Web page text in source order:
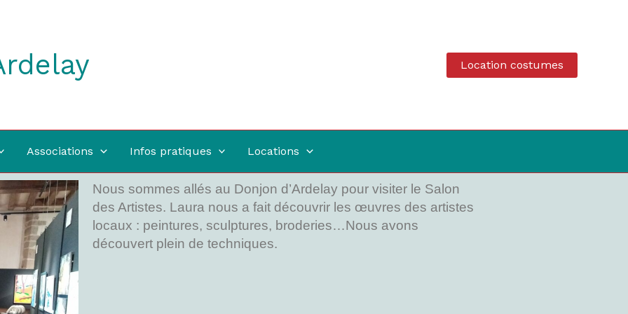
Location costumes
Associations Infos pratiques Locations
Nous sommes allés au Donjon d’Ardelay pour visiter le Salon
des Artistes. Laura nous a fait découvrir les œuvres des artistes
locaux : peintures, sculptures, broderies…Nous avons
découvert plein de techniques.